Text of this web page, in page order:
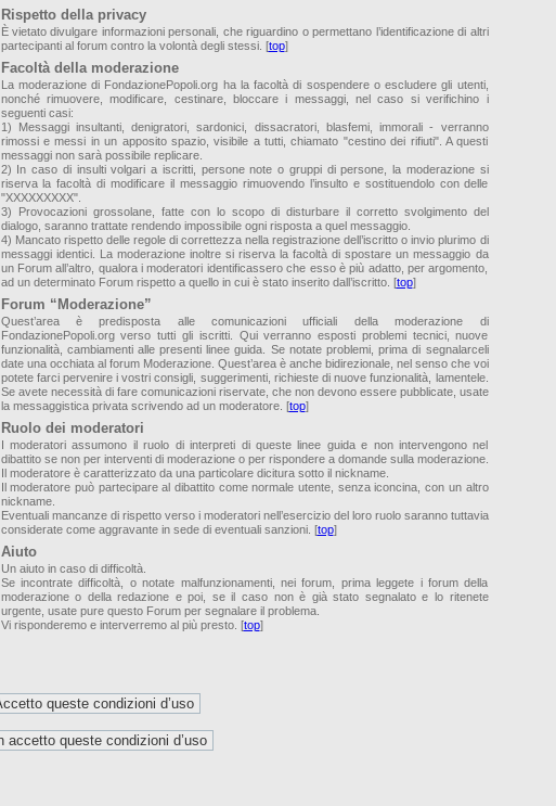
Rispetto della privacy
È vietato divulgare informazioni personali, che riguardino o permettano l’identificazione di altri
partecipanti al forum contro la volontà degli stessi. [top]
Facoltà della moderazione
La moderazione di FondazionePopoli.org ha la facoltà di sospendere o escludere gli utenti,
nonché rimuovere, modificare, cestinare, bloccare i messaggi, nel caso si verifichino i
seguenti casi:
1) Messaggi insultanti, denigratori, sardonici, dissacratori, blasfemi, immorali - verranno
rimossi e messi in un apposito spazio, visibile a tutti, chiamato "cestino dei rifiuti". A questi
messaggi non sarà possibile replicare.
2) In caso di insulti volgari a iscritti, persone note o gruppi di persone, la moderazione si
riserva la facoltà di modificare il messaggio rimuovendo l’insulto e sostituendolo con delle
"XXXXXXXXX".
3) Provocazioni grossolane, fatte con lo scopo di disturbare il corretto svolgimento del
dialogo, saranno trattate rendendo impossibile ogni risposta a quel messaggio.
4) Mancato rispetto delle regole di correttezza nella registrazione dell’iscritto o invio plurimo di
messaggi identici. La moderazione inoltre si riserva la facoltà di spostare un messaggio da
un Forum all’altro, qualora i moderatori identificassero che esso è più adatto, per argomento,
ad un determinato Forum rispetto a quello in cui è stato inserito dall’iscritto. [top]
Forum “Moderazione”
Quest’area è predisposta alle comunicazioni ufficiali della moderazione di
FondazionePopoli.org verso tutti gli iscritti. Qui verranno esposti problemi tecnici, nuove
funzionalità, cambiamenti alle presenti linee guida. Se notate problemi, prima di segnalarceli
date una occhiata al forum Moderazione. Quest’area è anche bidirezionale, nel senso che voi
potete farci pervenire i vostri consigli, suggerimenti, richieste di nuove funzionalità, lamentele.
Se avete necessità di fare comunicazioni riservate, che non devono essere pubblicate, usate
la messaggistica privata scrivendo ad un moderatore. [top]
Ruolo dei moderatori
I moderatori assumono il ruolo di interpreti di queste linee guida e non intervengono nel
dibattito se non per interventi di moderazione o per rispondere a domande sulla moderazione.
Il moderatore è caratterizzato da una particolare dicitura sotto il nickname.
Il moderatore può partecipare al dibattito come normale utente, senza iconcina, con un altro
nickname.
Eventuali mancanze di rispetto verso i moderatori nell’esercizio del loro ruolo saranno tuttavia
considerate come aggravante in sede di eventuali sanzioni. [top]
Aiuto
Un aiuto in caso di difficoltà.
Se incontrate difficoltà, o notate malfunzionamenti, nei forum, prima leggete i forum della
moderazione o della redazione e poi, se il caso non è già stato segnalato e lo ritenete
urgente, usate pure questo Forum per segnalare il problema.
Vi risponderemo e interverremo al più presto. [top]